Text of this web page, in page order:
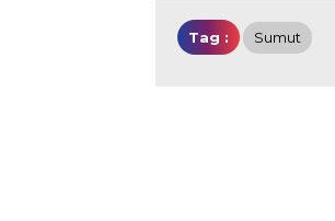
Tag : Sumut